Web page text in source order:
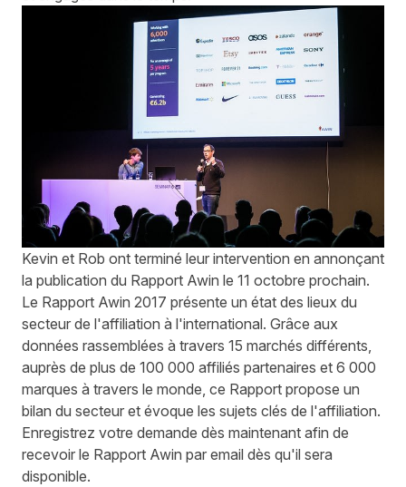
Kevin et Rob ont terminé leur intervention en annonçant
la publication du Rapport Awin le 11 octobre prochain.
Le Rapport Awin 2017 présente un état des lieux du
secteur de l'affiliation à l'international. Grâce aux
données rassemblées à travers 15 marchés différents,
auprès de plus de 100 000 affiliés partenaires et 6 000
marques à travers le monde, ce Rapport propose un
bilan du secteur et évoque les sujets clés de l'affiliation.
Enregistrez votre demande dès maintenant afin de
recevoir le Rapport Awin par email dès qu'il sera
disponible.